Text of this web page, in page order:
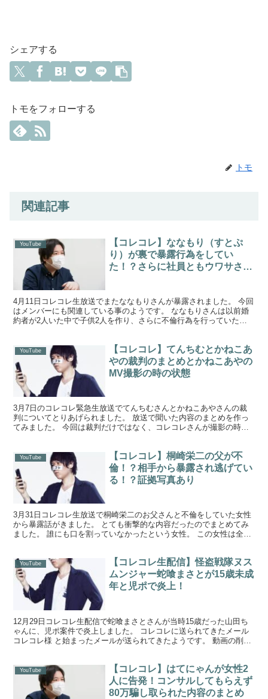
シェアする
トモをフォローする
トモ
関連記事
YouTube
【コレコレ】ななもり（すとぷ
り）が裏で暴露行為をしてい
た！？さらに社員ともウワサされ
4月11日コレコレ生放送でまたななもりさんが暴露されました。 今回
はメンバーにも関連している事のようです。 ななもりさんは以前婚
約者が2人いた中で子供2人を作り、さらに不倫行為を行っていた事
YouTube
【コレコレ】てんちむとかねこあ
やの裁判のまとめとかねこあやの
MV撮影の時の状態
3月7日のコレコレ緊急生放送でてんちむさんとかねこあやさんの裁
判についてとりあげられました。 放送で聞いた内容のまとめを作っ
てみました。 今回は裁判だけではなく、コレコレさんが撮影の時に
YouTube
【コレコレ】桐崎栄二の父が不
倫！？相手から暴露され逃げてい
る！？証拠写真あり
3月31日コレコレ生放送で桐崎栄二のお父さんと不倫をしていた女性
から暴露話がきました。 とても衝撃的な内容だったのでまとめてみ
ました。 誰にも口を割っていなかったという女性。 この女性は全て
YouTube
【コレコレ生配信】怪盗戦隊ヌス
ムンジャー蛇喰まさとが15歳未成
年と児ポで炎上！
12月29日コレコレ生配信で蛇喰まさとさんが当時15歳だった山田ち
ゃんに、児ポ案件で炎上しました。 コレコレに送られてきたメール
コレコレ様 と始まったメールが送られてきたようです。 動画の削除
YouTube
【コレコレ】はてにゃんが女性2
人に告発！コンサルしてもらえず
80万騙し取られた内容のまとめ